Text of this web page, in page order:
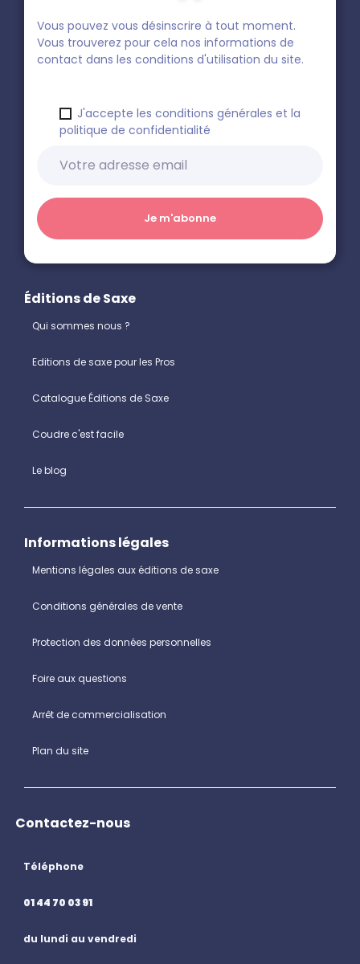
Vous pouvez vous désinscrire à tout moment.
Vous trouverez pour cela nos informations de
contact dans les conditions d'utilisation du site.
J'accepte les conditions générales et la
politique de confidentialité
Éditions de Saxe
Qui sommes nous ?
Editions de saxe pour les Pros
Catalogue Éditions de Saxe
Coudre c'est facile
Le blog
Informations légales
Mentions légales aux éditions de saxe
Conditions générales de vente
Protection des données personnelles
Foire aux questions
Arrêt de commercialisation
Plan du site
Contactez-nous
Téléphone
01 44 70 03 91
du lundi au vendredi